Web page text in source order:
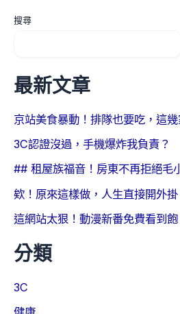
搜尋
最新文章
京站美食暴動！排隊也要吃，這幾
3C認證沒過，手機爆炸我負責？
## 租屋族福音！房東不再拒絕毛
欸！原來這樣做，人生直接開外掛
這網站太狠！動漫新番免費看到
分類
3C